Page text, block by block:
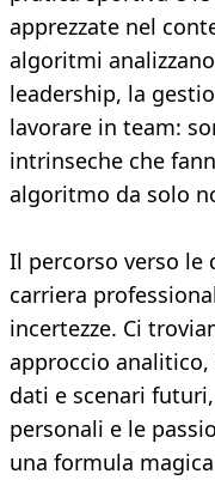
apprezzate nel
algoritmi
leadership, la
lavorare in team:
intrinseche che
algoritmo da solo
Il percorso verso le
carriera
incertezze. Ci
approccio
dati e scenari
personali e le
una formula